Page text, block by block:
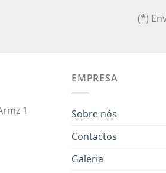
(*)
1
EMPRESA
Sobre nós
Contactos
Galeria